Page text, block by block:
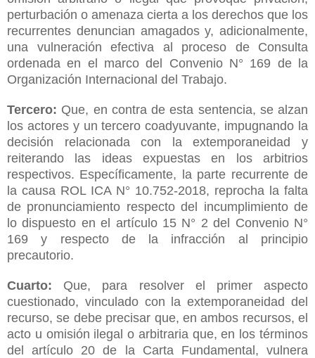
perturbación o amenaza cierta a los derechos que los
recurrentes denuncian amagados y, adicionalmente,
una vulneración efectiva al proceso de Consulta
ordenada en el marco del Convenio N° 169 de la
Organización Internacional del Trabajo.
Tercero: Que, en contra de esta sentencia, se alzan
los actores y un tercero coadyuvante, impugnando la
decisión relacionada con la extemporaneidad y
reiterando las ideas expuestas en los arbitrios
respectivos. Específicamente, la parte recurrente de
la causa ROL ICA N° 10.752-2018, reprocha la falta
de pronunciamiento respecto del incumplimiento de
lo dispuesto en el artículo 15 N° 2 del Convenio N°
169 y respecto de la infracción al principio
precautorio.
Cuarto: Que, para resolver el primer aspecto
cuestionado, vinculado con la extemporaneidad del
recurso, se debe precisar que, en ambos recursos, el
acto u omisión ilegal o arbitraria que, en los términos
del artículo 20 de la Carta Fundamental, vulnera